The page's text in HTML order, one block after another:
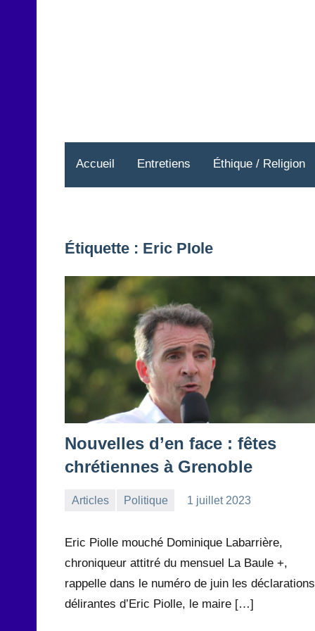
Accueil Entretiens Éthique / Religion
Étiquette : Eric PIole
Nouvelles d’en face : fêtes
chrétiennes à Grenoble
Articles Politique
1 juillet 2023
Eric Piolle mouché Dominique Labarrière,
chroniqueur attitré du mensuel La Baule +,
rappelle dans le numéro de juin les déclarations
délirantes d’Eric Piolle, le maire […]